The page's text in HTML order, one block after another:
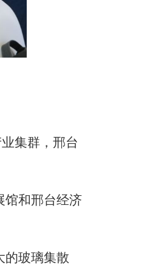
集群，邢台
和邢台经济
玻璃集散